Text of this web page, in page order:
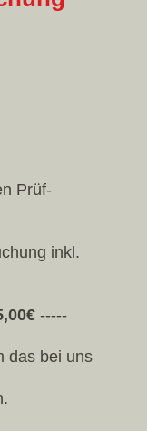
Prüf-
inkl.
,00€ -----
das bei uns